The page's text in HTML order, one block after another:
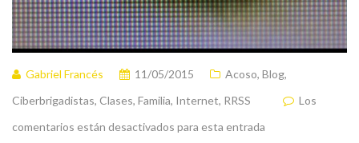
Gabriel Francés 11/05/2015 Acoso, Blog,
Ciberbrigadistas, Clases, Familia, Internet, RRSS
Los
comentarios están desactivados para esta entrada